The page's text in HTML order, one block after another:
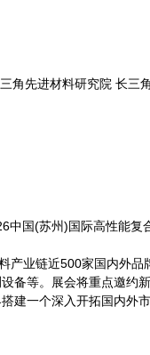
角先进材料研究院 长三
国(苏州)国际高性能
产业链近500家国内外
备等。展会将重点邀
建一个深入开拓国内